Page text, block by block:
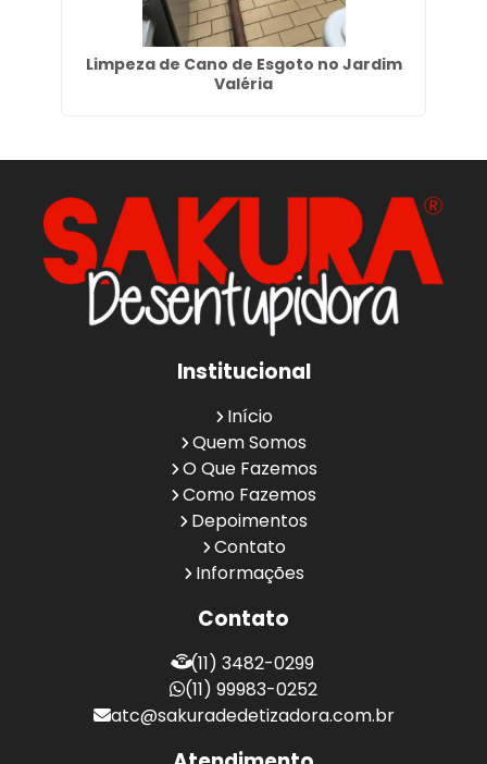
Limpeza de Cano de Esgoto no Jardim
Valéria
Institucional
Início
Quem Somos
O Que Fazemos
Como Fazemos
Depoimentos
Contato
Informações
Contato
(11) 3482-0299
(11) 99983-0252
atc@sakuradedetizadora.com.br